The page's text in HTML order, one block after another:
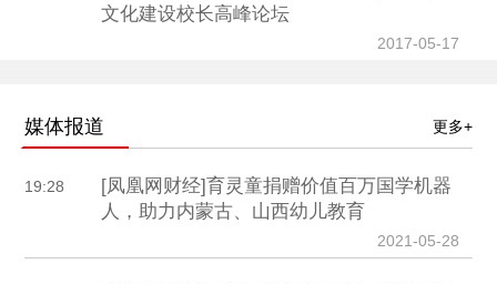
文化建设校长高峰论坛
2017-05-17
媒体报道 更多+
19:28
[凤凰网财经]育灵童捐赠价值百万国学机器
人，助力内蒙古、山西幼儿教育
2021-05-28